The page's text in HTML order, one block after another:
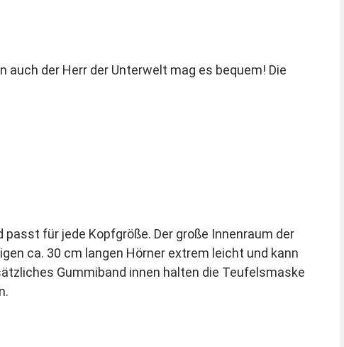
der Herr der Unterwelt mag es bequem! Die
für jede Kopfgröße. Der große Innenraum der
ca. 30 cm langen Hörner extrem leicht und kann
Gummiband innen halten die Teufelsmaske
ist sehr leicht und formstabil. Die Maske